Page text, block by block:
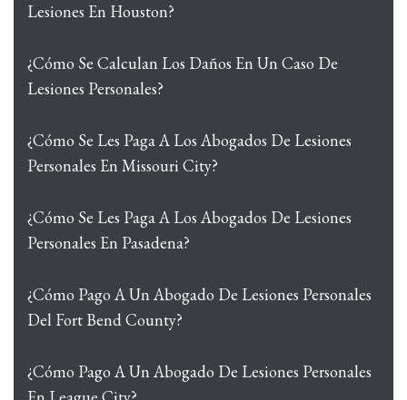
Lesiones En Houston?
¿Cómo Se Calculan Los Daños En Un Caso De
Lesiones Personales?
¿Cómo Se Les Paga A Los Abogados De Lesiones
Personales En Missouri City?
¿Cómo Se Les Paga A Los Abogados De Lesiones
Personales En Pasadena?
¿Cómo Pago A Un Abogado De Lesiones Personales
Del Fort Bend County?
¿Cómo Pago A Un Abogado De Lesiones Personales